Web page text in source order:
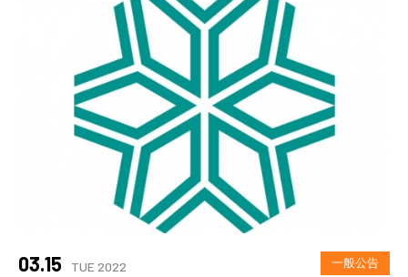
03.15 TUE 2022 一般公告